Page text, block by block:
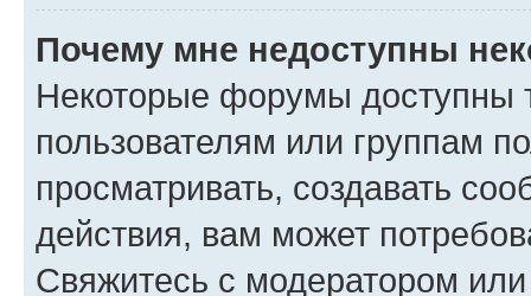
Почему мне недоступны
Некоторые форумы доступны
пользователям или группам
просматривать, создавать
действия, вам может
Свяжитесь с модератором